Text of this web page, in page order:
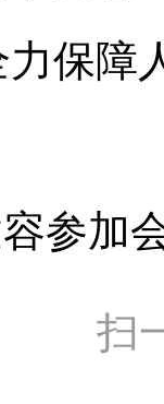
保障
参加
扫